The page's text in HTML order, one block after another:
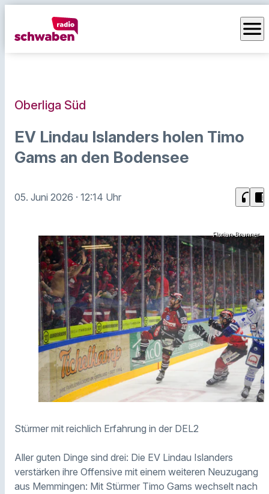
menu
Oberliga Süd
EV Lindau Islanders holen Timo
Gams an den Bodensee
05. Juni 2026 · 12:14 Uhr headphones chrome_reader_mode
Florian Brunner
Stürmer mit reichlich Erfahrung in der DEL2
Aller guten Dinge sind drei: Die EV Lindau Islanders
verstärken ihre Offensive mit einem weiteren Neuzugang
aus Memmingen: Mit Stürmer Timo Gams wechselt nach